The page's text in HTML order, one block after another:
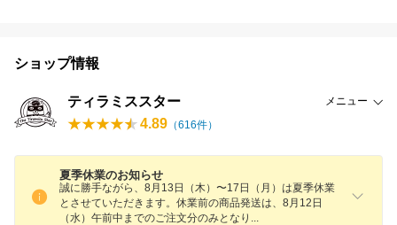
ショップ情報
ティラミススター メニュー
4.89 （616件）
夏季休業のお知らせ
誠に勝手ながら、8月13日（木）〜17日（月）は夏季休業
とさせていただきます。休業前の商品発送は、8月12日
（水）午前中までのご注文分のみとな り